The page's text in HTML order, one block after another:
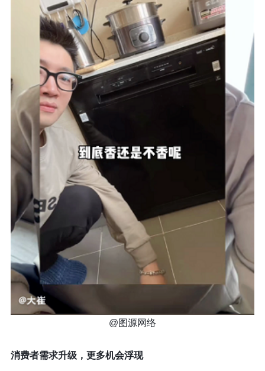
@图源网络
消费者需求升级，更多机会浮现